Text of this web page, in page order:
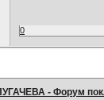
0
- Форум